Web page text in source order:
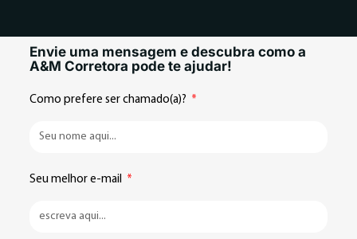
Envie uma mensagem e descubra como a
A&M Corretora pode te ajudar!
Como prefere ser chamado(a)?
Seu melhor e-mail